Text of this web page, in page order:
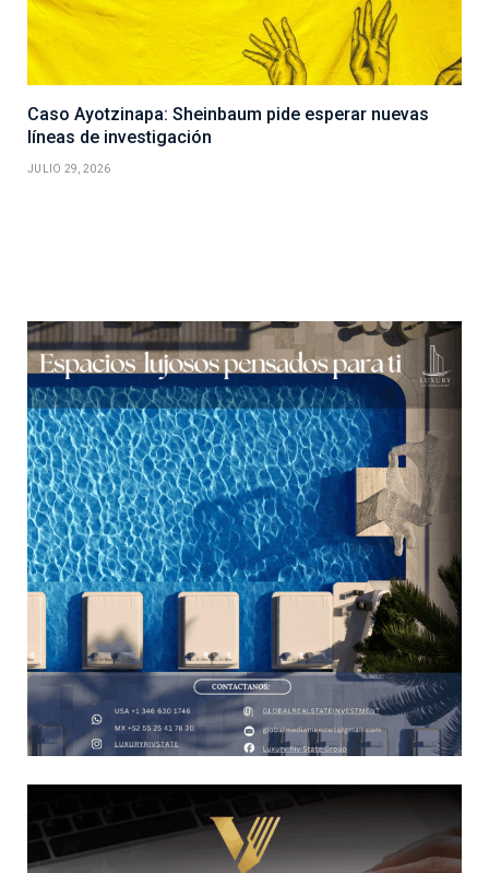
Caso Ayotzinapa: Sheinbaum pide esperar nuevas
líneas de investigación
JULIO 29, 2026